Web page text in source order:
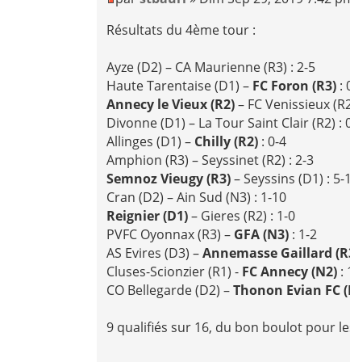
Résultats du 4ème tour :
Ayze (D2) – CA Maurienne (R3) : 2-5
Haute Tarentaise (D1) – FC Foron (R3) :
Annecy le Vieux (R2)– FC Venissieux
Divonne (D1) – La Tour Saint Clair (R2) :
Allinges (D1) – Chilly (R2) : 0-4
Amphion (R3) – Seyssinet (R2) : 2-3
Semnoz Vieugy (R3)– Seyssins (D1) : 5-1
Cran (D2) – Ain Sud (N3) : 1-10
Reignier (D1)– Gieres (R2) : 1-0
PVFC Oyonnax (R3) – GFA (N3) : 1-2
AS Evires (D3) –Annemasse Gaillard
Cluses-Scionzier (R1) - FC Annecy (N2) :
CO Bellegarde (D2) –Thonon Evian FC
9 qualifiés sur 16, du bon boulot pour